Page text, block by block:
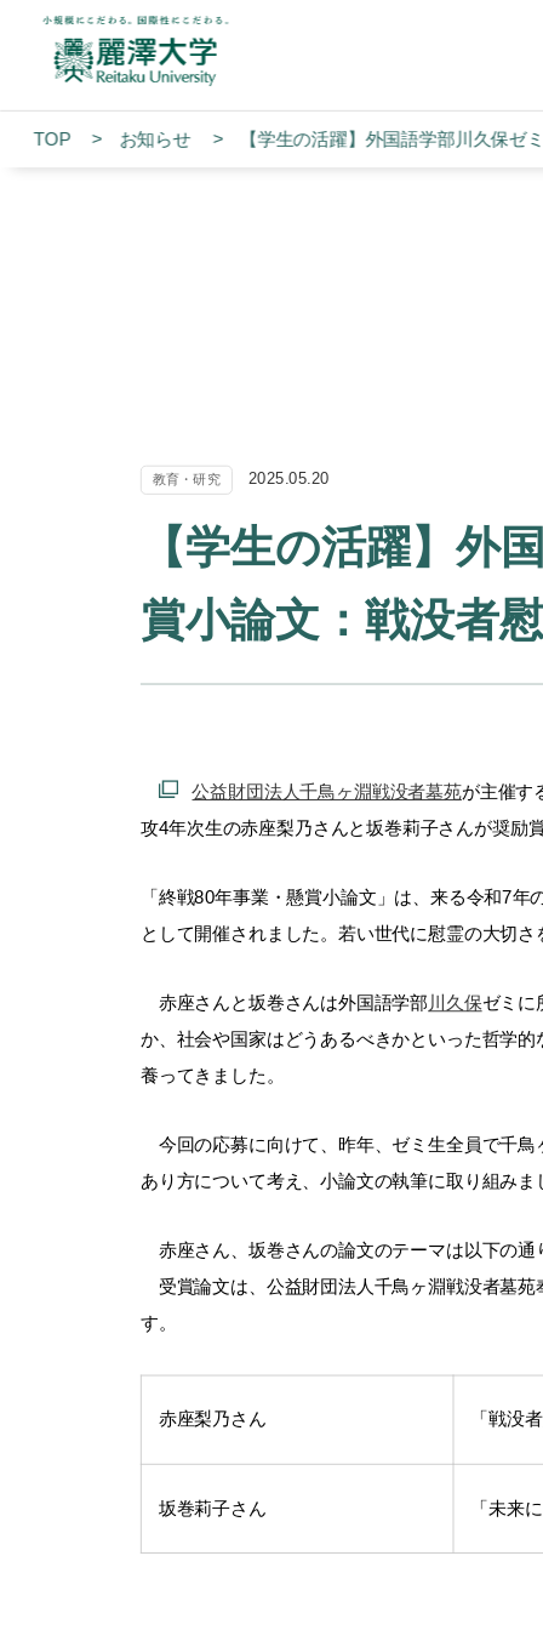
TOP お知らせ 【学生の活躍】外国語学部川久保
教育・研究 2025.05.20
【学生の活躍】外
賞小論文：戦没者
公益財団法人千鳥ヶ淵戦没者墓苑が主催す
攻4年次生の赤座梨乃さんと坂巻莉子さんが奨励
「終戦80年事業・懸賞小論文」は、来る令和7
として開催されました。若い世代に慰霊の大切
赤座さんと坂巻さんは外国語学部 川久保ゼミに
か、社会や国家はどうあるべきかといった哲学
養ってきました。
今回の応募に向けて、昨年、ゼミ生全員で千鳥
あり方について考え、小論文の執筆に取り組みま
赤座さん、坂巻さんの論文のテーマは以下の通
受賞論文は、 公益財団法人千鳥ヶ淵戦没者墓苑
す。
赤座梨乃さん 「戦没
坂巻莉子さん 「未来